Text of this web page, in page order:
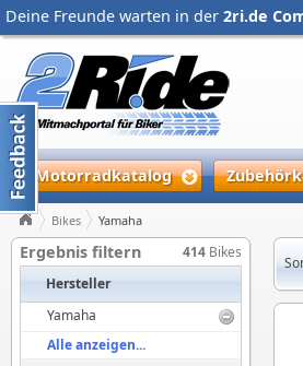
Deine Freunde warten in der 2ri.de
Motorradkatalog
Bikes Yamaha
Ergebnis filtern 414 Bikes
Hersteller
Yamaha
Alle anzeigen...